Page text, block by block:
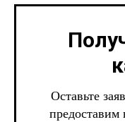
Оставьте